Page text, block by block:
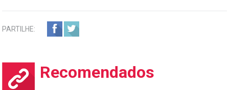
PARTILHE:
Recomendados